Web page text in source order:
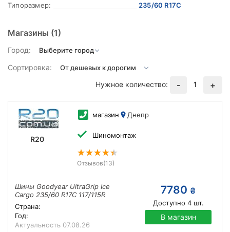
Типоразмер:
235/60 R17C
Магазины (1)
Город:
Сортировка:
Нужное количество:
- 1 +
R20
магазин Днепр
Шиномонтаж
Отзывов(13)
Шины Goodyear UltraGrip Ice
Cargo 235/60 R17C 117/115R
Страна:
Год:
Актуальность 07.08.26
7780 ₴
Доступно 4шт.
В магазин